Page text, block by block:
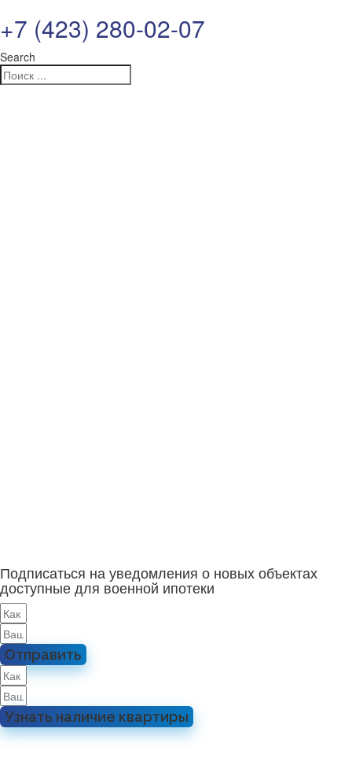
+7 (423) 280-02-07
Search
Подписаться на уведомления о новых объектах
доступные для военной ипотеки
Отправить
Узнать наличие квартиры